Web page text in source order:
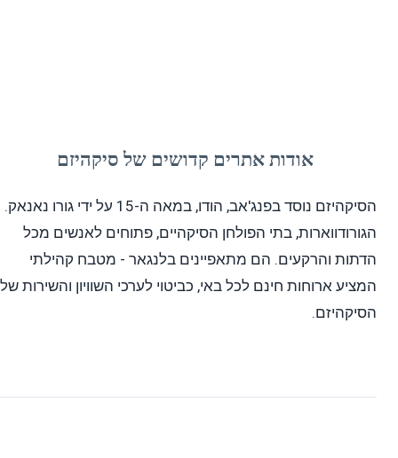
אודות אתרים קדושים של סיקהיזם
הסיקהיזם נוסד בפנג'אב, הודו, במאה ה-15 על ידי גורו נאנאק.
הגורודווארות, בתי הפולחן הסיקהיים, פתוחים לאנשים מכל
הדתות והרקעים. הם מתאפיינים בלנגאר - מטבח קהילתי
המציע ארוחות חינם לכל באי, כביטוי לערכי השוויון והשירות של
הסיקהיזם.